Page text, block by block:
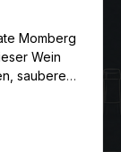
Momberg
Wein
sauberen